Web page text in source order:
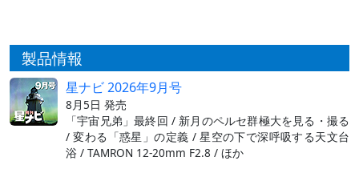
製品情報
星ナビ 2026年9月号
8月5日 発売
「宇宙兄弟」最終回 / 新月のペルセ群極大を見る・撮る
/ 変わる「惑星」の定義 / 星空の下で深呼吸する天文台
浴 / TAMRON 12-20mm F2.8 / ほか